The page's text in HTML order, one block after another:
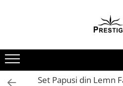
Noutati
Promotii
Pachete Speciale Carti
Set Papusi din Lemn